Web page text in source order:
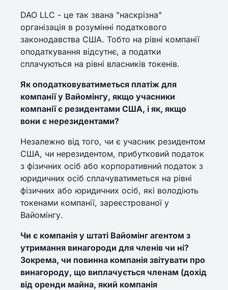
DAO LLC - це так звана "наскрізна"
організація в розумінні податкового
законодавства США. Тобто на рівні компанії
оподаткування відсутнє, а податки
сплачуються на рівні власників токенів.
Як оподатковуватиметься платіж для
компанії у Вайомінгу, якщо учасники
компанії є резидентами США, і як, якщо
вони є нерезидентами?
Незалежно від того, чи є учасник резидентом
США, чи нерезидентом, прибутковий податок
з фізичних осіб або корпоративний податок з
юридичних осіб сплачуватиметься на рівні
фізичних або юридичних осіб, які володіють
токенами компанії, зареєстрованої у
Вайомінгу.
Чи є компанія у штаті Вайомінг агентом з
утримання винагороди для членів чи ні?
Зокрема, чи повинна компанія звітувати про
винагороду, що виплачується членам (дохід
від оренди майна, який компанія